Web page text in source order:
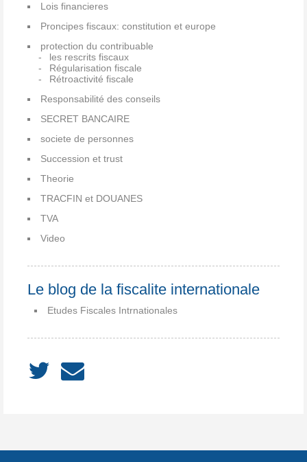
Lois financieres
Proncipes fiscaux: constitution et europe
protection du contribuable
les rescrits fiscaux
Régularisation fiscale
Rétroactivité fiscale
Responsabilité des conseils
SECRET BANCAIRE
societe de personnes
Succession et trust
Theorie
TRACFIN et DOUANES
TVA
Video
Le blog de la fiscalite internationale
Etudes Fiscales Intrnationales